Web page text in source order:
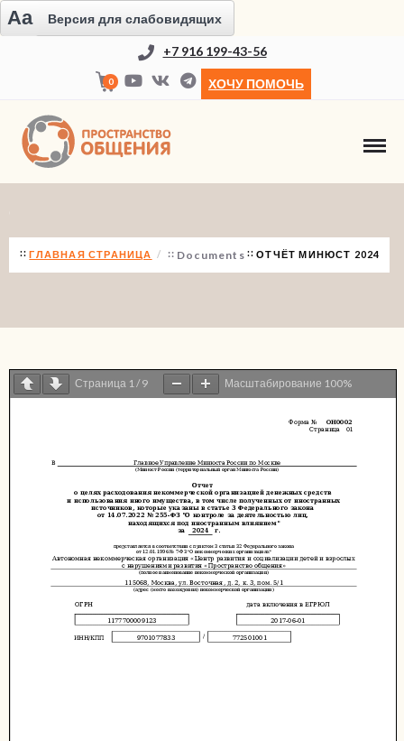
Aa Версия для слабовидящих
+7 916 199-43-56
0 ХОЧУ ПОМОЧЬ
ГЛАВНАЯ СТРАНИЦА Documents ОТЧЁТ МИНЮСТ 2024
Страница 1/9 Масштабирование 100%